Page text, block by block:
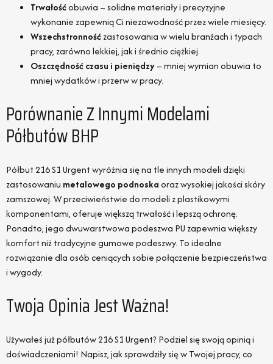
Trwałośćobuwia – solidne materiały i precyzyjne
wykonanie zapewnią Ci niezawodność przez wiele miesięcy.
Wszechstronnośćzastosowania w wielu branżach i typach
pracy, zarówno lekkiej, jak i średnio ciężkiej.
Oszczędność czasu i pieniędzy– mniej wymian obuwia to
mniej wydatków i przerw w pracy.
Porównanie Z Innymi Modelami
Półbutów BHP
Półbut 216 S1 Urgent wyróżnia się na tle innych modeli dzięki
zastosowaniu metalowego podnoskaoraz wysokiej jakości skóry
zamszowej. W przeciwieństwie do modeli z plastikowymi
komponentami, oferuje większą trwałość i lepszą ochronę.
Ponadto, jego dwuwarstwowa podeszwa PU zapewnia większy
komfort niż tradycyjne gumowe podeszwy. To idealne
rozwiązanie dla osób ceniących sobie połączenie bezpieczeństwa
i wygody.
Twoja Opinia Jest Ważna!
Używałeś już półbutów 216 S1 Urgent? Podziel się swoją opinią i
doświadczeniami! Napisz, jak sprawdziły się w Twojej pracy, co